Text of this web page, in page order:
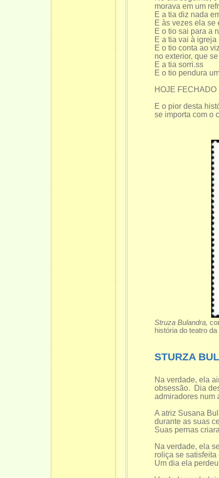
morava em um
E a tia diz nada
E às vezes ela se
E o tio sai para a
E a tia vai à
E o tio conta ao
no exterior, que
E a tia sorri.ss
E o tio pendura
HOJE FECHADO
E o pior desta
se importa com
Struza Bulandra,
história do teatro
STURZA
Na verdade, ela
obsessão. Dia
admiradores num
A atriz Susana
durante as suas
Suas pernas
Na verdade, ela
roliça se
Um dia ela